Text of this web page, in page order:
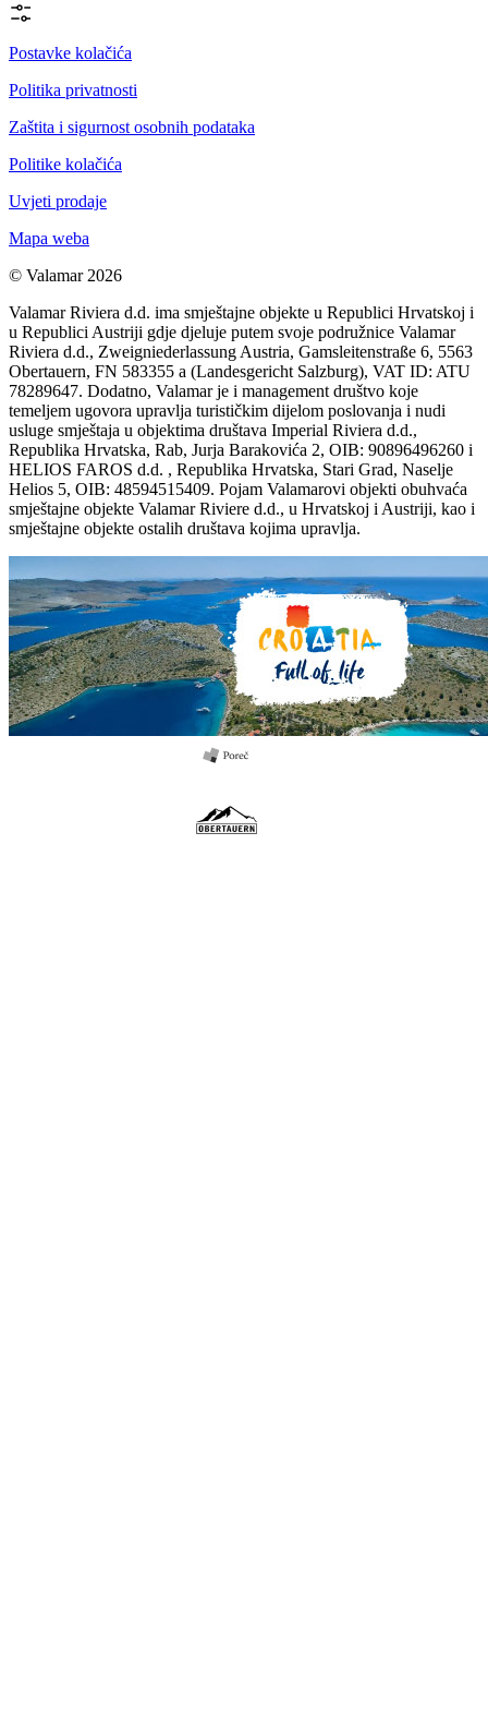
Postavke kolačića
Politika privatnosti
Zaštita i sigurnost osobnih podataka
Politike kolačića
Uvjeti prodaje
Mapa weba
© Valamar 2026
Valamar Riviera d.d. ima smještajne objekte u Republici Hrvatskoj i
u Republici Austriji gdje djeluje putem svoje podružnice Valamar
Riviera d.d., Zweigniederlassung Austria, Gamsleitenstraße 6, 5563
Obertauern, FN 583355 a (Landesgericht Salzburg), VAT ID: ATU
78289647. Dodatno, Valamar je i management društvo koje
temeljem ugovora upravlja turističkim dijelom poslovanja i nudi
usluge smještaja u objektima društava Imperial Riviera d.d.,
Republika Hrvatska, Rab, Jurja Barakovića 2, OIB: 90896496260 i
HELIOS FAROS d.d. , Republika Hrvatska, Stari Grad, Naselje
Helios 5, OIB: 48594515409. Pojam Valamarovi objekti obuhvaća
smještajne objekte Valamar Riviere d.d., u Hrvatskoj i Austriji, kao i
smještajne objekte ostalih društava kojima upravlja.